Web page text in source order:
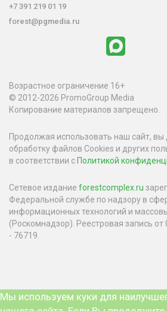
+7 391 219 01 19
forest@pgmedia.ru
Возрастное ограничение 16+
© 2012-2026 PromoGroup Media
Копирование материалов запрещено.
Продолжая использовать наш сайт, вы
обработку файлов Cookies и других
в соответствии сПолитикой
Сетевое издание forestcomplex.ru
Федеральной службе по надзору в
информационных технологий и
(Роскомнадзор). Реестровая запись
- 76719.
Мы используем куки для